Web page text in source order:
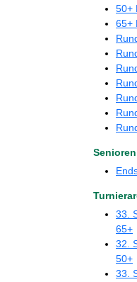
50+
65+
33.
65+
32.
50+
33.